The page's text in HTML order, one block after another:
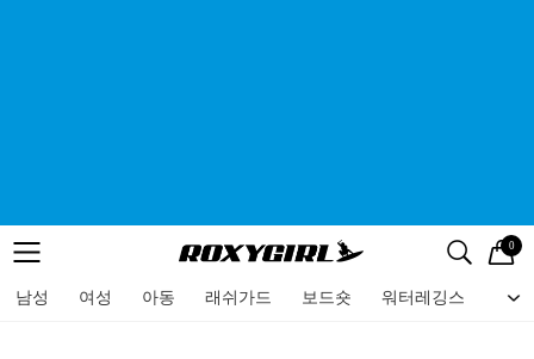
메뉴 검색
로고 0
남성 여성 아동 래쉬가드 보드숏 워터레깅스 비
메뉴